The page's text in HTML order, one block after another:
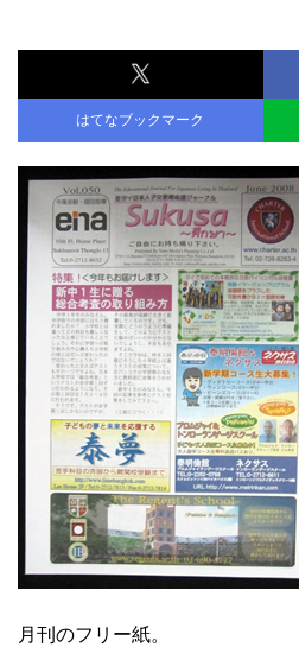
はてなブックマーク
月刊のフリー紙。